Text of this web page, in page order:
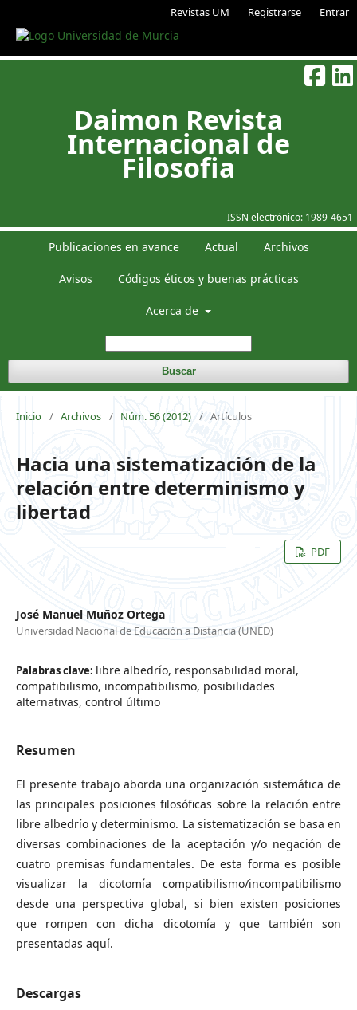
Revistas UM Registrarse Entrar
ISSN electrónico: 1989-4651
Daimon Revista
Internacional de
Filosofia
Publicaciones en avance Actual Archivos
Avisos Códigos éticos y buenas prácticas
Acerca de
Buscar
Inicio / Archivos / Núm. 56 (2012) / Artículos
Hacia una sistematización de la
relación entre determinismo y
libertad
PDF
José Manuel Muñoz Ortega
Universidad Nacional de Educación a Distancia (UNED)
Palabras clave: libre albedrío, responsabilidad moral,
compatibilismo, incompatibilismo, posibilidades
alternativas, control último
Resumen
El presente trabajo aborda una organización sistemática de
las principales posiciones filosóficas sobre la relación entre
libre albedrío y determinismo. La sistematización se basa en
diversas combinaciones de la aceptación y/o negación de
cuatro premisas fundamentales. De esta forma es posible
visualizar la dicotomía compatibilismo/incompatibilismo
desde una perspectiva global, si bien existen posiciones
que rompen con dicha dicotomía y que también son
presentadas aquí.
Descargas